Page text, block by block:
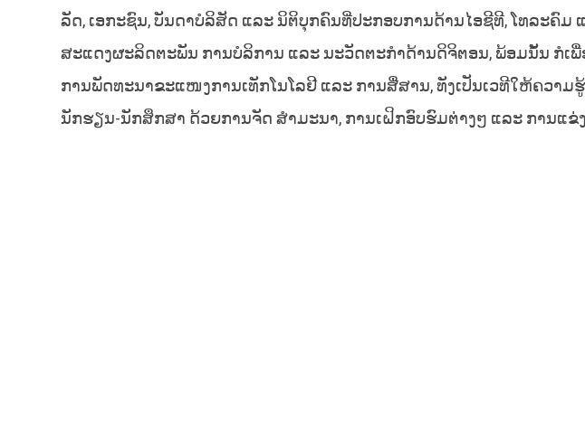
ລັດ, ເອກະຊົນ, ບັນດາບໍລິສັດ ແລະ ນິຕິບຸກຄົນທີ່ປະກອບການດ້ານໄອຊີທີ, ໂທລະຄົມ
ສະແດງຜະລິດຕະພັນ ການບໍລິການ ແລະ ນະວັດຕະກໍາດ້ານດິຈິຕອນ, ພ້ອມນັ້ນ ກໍເ
ການພັດທະນາຂະແໜງການເທັກໂນໂລຢີ ແລະ ການສື່ສານ, ທັງເປັນເວທີໃຫ້ຄວາ
ນັກຮຽນ-ນັກສຶກສາ ດ້ວຍການຈັດ ສໍາມະນາ, ການເຝິກອົບຮົມຕ່າງໆ ແລະ ການແຂ່